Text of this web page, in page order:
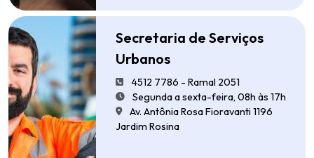
Secretaria de Serviços
Urbanos
4512 7786 - Ramal 2051
Segunda a sexta-feira, 08h às 17h
Av. Antônia Rosa Fioravanti 1196
Jardim Rosina